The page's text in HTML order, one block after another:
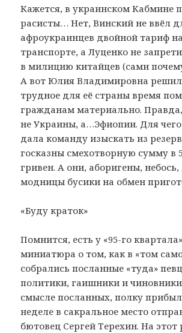
Кажется, в украинском Кабмине
расисты… Нет, Винский не ввёл
афроукраинцев двойной тариф
транспорте, а Луценко не
в милицию китайцев (сами
А вот Юлия Владимировна
трудное для её страны время
гражданам материально.
не Украины, а…Эфиопии. Для
дала команду изыскать из
госказны смехотворную сумму в
гривен. А они, аборигены,
модницы бусики на обмен
«Буду краток»
Помнится, есть у «95-го
миниатюра о том, как в «том
собрались посланные «туда»
политики, гаишники и
смысле посланных, полку
неделе в сакральное место
бютовец Сергей Терехин. На этот